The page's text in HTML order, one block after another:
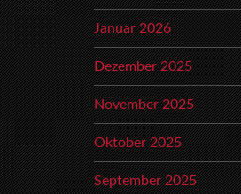
Januar 2026
Dezember 2025
November 2025
Oktober 2025
September 2025